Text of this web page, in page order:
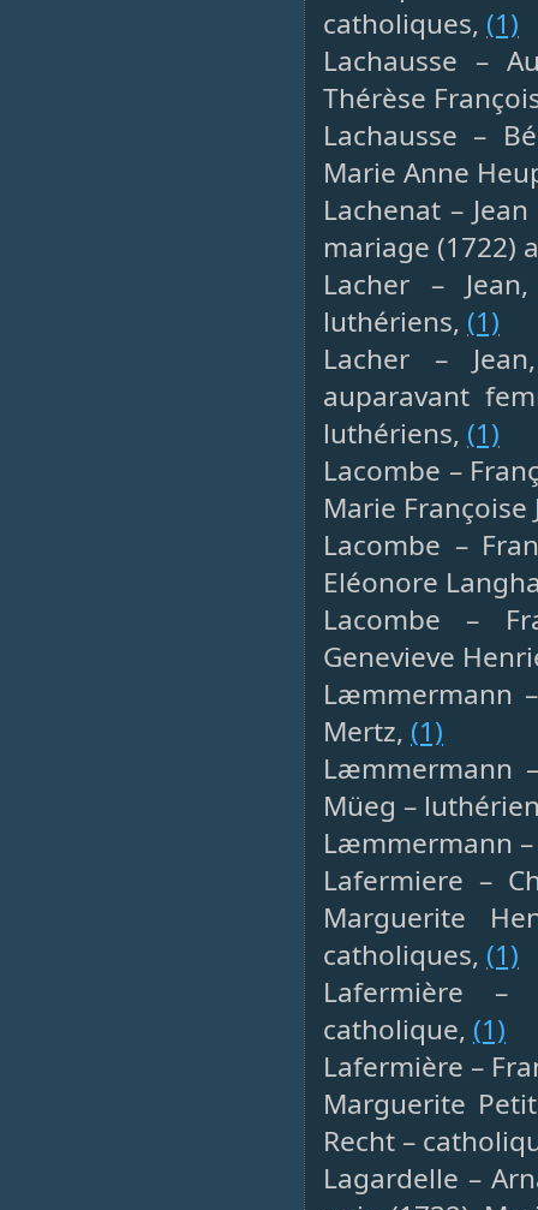
catholiques, (1)
Lachausse –
Thérèse
Lachausse –
Marie Anne
Lachenat –
mariage (1722)
Lacher –
luthériens, (1)
Lacher –
auparavant
luthériens, (1)
Lacombe –
Marie
Lacombe –
Eléonore
Lacombe –
Genevieve
Læmmermann
Mertz, (1)
Læmmermann
Müeg –
Læmmermann –
Lafermiere –
Marguerite
catholiques, (1)
Lafermière –
catholique, (1)
Lafermière –
Marguerite
Recht –
Lagardelle –